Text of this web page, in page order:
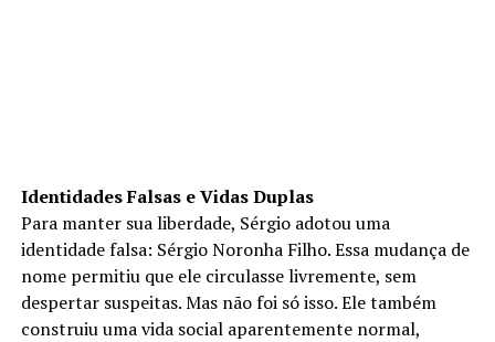
Identidades Falsas e Vidas Duplas
Para manter sua liberdade, Sérgio adotou uma
identidade falsa: Sérgio Noronha Filho. Essa mudança de
nome permitiu que ele circulasse livremente, sem
despertar suspeitas. Mas não foi só isso. Ele também
construiu uma vida social aparentemente normal,